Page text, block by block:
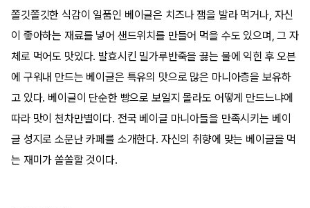
쫄깃쫄깃한 식감이 일품인 베이글은 치즈나 잼을 발라 먹거나, 자신
이 좋아하는 재료를 넣어 샌드위치를 만들어 먹을 수도 있으며, 그 자
체로 먹어도 맛있다. 발효시킨 밀가루반죽을 끓는 물에 익힌 후 오븐
에 구워내 만드는 베이글은 특유의 맛으로 많은 마니아층을 보유하
고 있다. 베이글이 단순한 빵으로 보일지 몰라도 어떻게 만드느냐에
따라 맛이 천차만별이다. 전국 베이글 마니아들을 만족시키는 베이
글 성지로 소문난 카페를 소개한다. 자신의 취향에 맞는 베이글을 먹
는 재미가 쏠쏠할 것이다.